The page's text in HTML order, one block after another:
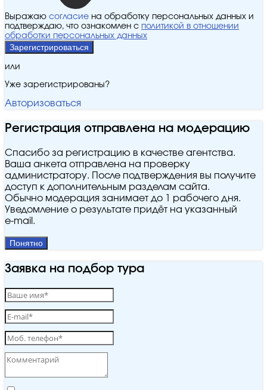
Выражаю согласие на обработку персональных данных и
подтверждаю, что ознакомлен с политикой в отношении
обработки персональных данных
Зарегистрироваться
или
Уже зарегистрированы?
Авторизоваться
Регистрация отправлена на модерацию
Спасибо за регистрацию в качестве агентства.
Ваша анкета отправлена на проверку
администратору. После подтверждения вы получите
доступ к дополнительным разделам сайта.
Обычно модерация занимает до 1 рабочего дня.
Уведомление о результате придёт на указанный
e‑mail.
Понятно
Заявка на подбор тура